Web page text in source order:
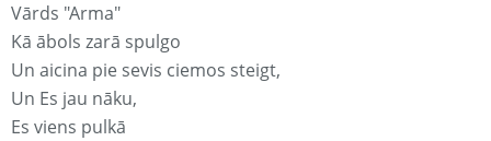
Vārds "Arma"
Kā ābols zarā spulgo
Un aicina pie sevis ciemos steigt,
Un Es jau nāku,
Es viens pulkā